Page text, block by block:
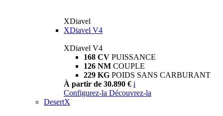
XDiavel
XDiavel V4
XDiavel V4
168 CV PUISSANCE
126 NM COUPLE
229 KG POIDS SANS CARBURANT
À partir de 30.890 € i
Configurez-la Découvrez-la
DesertX